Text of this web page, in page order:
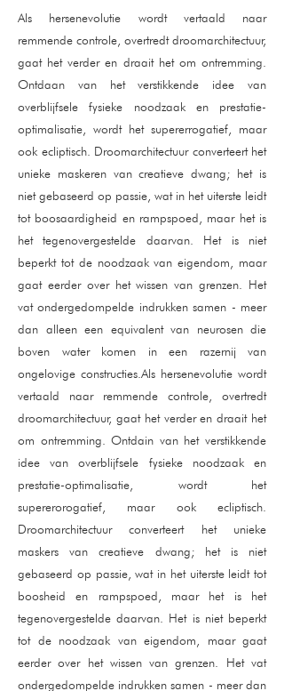
Als hersenevolutie wordt vertaald naar
remmende controle, overtredt droomarchitectuur,
gaat het verder en draait het om ontremming.
Ontdaan van het verstikkende idee van
overblijfsele fysieke noodzaak en prestatie-
optimalisatie, wordt het supererrogatief, maar
ook ecliptisch. Droomarchitectuur converteert het
unieke maskeren van creatieve dwang; het is
niet gebaseerd op passie, wat in het uiterste leidt
tot boosaardigheid en rampspoed, maar het is
het tegenovergestelde daarvan. Het is niet
beperkt tot de noodzaak van eigendom, maar
gaat eerder over het wissen van grenzen. Het
vat ondergedompelde indrukken samen - meer
dan alleen een equivalent van neurosen die
boven water komen in een razernij van
ongelovige constructies.Als hersenevolutie wordt
vertaald naar remmende controle, overtredt
droomarchitectuur, gaat het verder en draait het
om ontremming. Ontdain van het verstikkende
idee van overblijfsele fysieke noodzaak en
prestatie-optimalisatie, wordt het
supererorogatief, maar ook ecliptisch.
Droomarchitectuur converteert het unieke
maskers van creatieve dwang; het is niet
gebaseerd op passie, wat in het uiterste leidt tot
boosheid en rampspoed, maar het is het
tegenovergestelde daarvan. Het is niet beperkt
tot de noodzaak van eigendom, maar gaat
eerder over het wissen van grenzen. Het vat
ondergedompelde indrukken samen - meer dan